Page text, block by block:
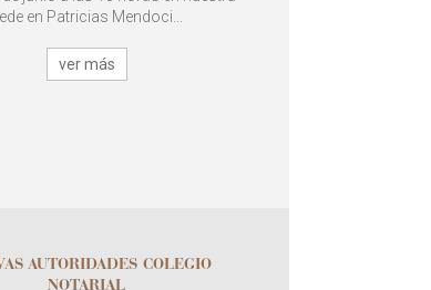
en Patricias Mendoci...
ver más
AUTORIDADES COLEGIO
NOTARIAL